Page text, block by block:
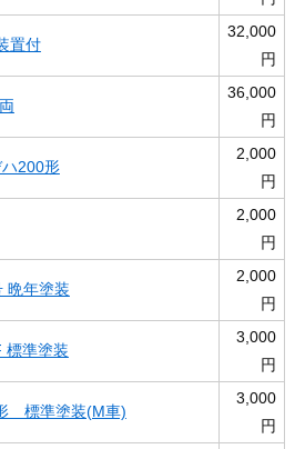
置付
32,000
円
36,000
円
200形
2,000
円
2,000
円
晩年塗装
2,000
円
標準塗装
3,000
円
標準塗装(M車)
3,000
円